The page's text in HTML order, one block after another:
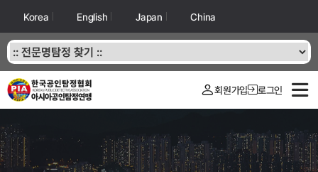
Korea English Japan China
회원가입 로그인